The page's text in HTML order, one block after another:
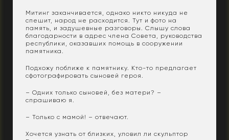
Митинг заканчивается, однако никто никуда не
спешит, народ не расходится. Тут и фото на
память, и задушевные разговоры. Слышу слова
благодарности в адрес члена Совета, руководства
республики, оказавших помощь в сооружении
памятника.
Подхожу поближе к памятнику. Кто-то предлагает
сфотографировать сыновей героя.
– Одних только сыновей, без матери? –
спрашиваю я.
– Только с мамой! – отвечают.
Хочется узнать от близких, уловил ли скульптор